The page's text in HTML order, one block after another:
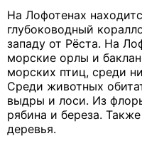
На Лофотенах
глубоководный
западу от Рёста. На
морские орлы и
морских птиц, среди
Среди животных
выдры и лоси. Из
рябина и береза.
деревья.